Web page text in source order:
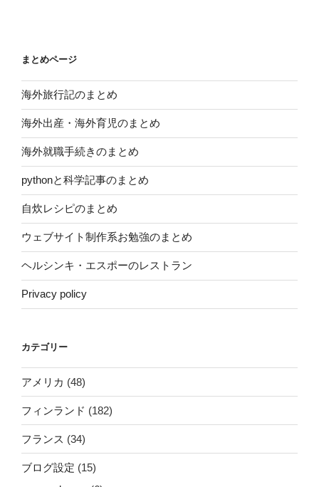
まとめページ
海外旅行記のまとめ
海外出産・海外育児のまとめ
海外就職手続きのまとめ
pythonと科学記事のまとめ
自炊レシピのまとめ
ウェブサイト制作系お勉強のまとめ
ヘルシンキ・エスポーのレストラン
Privacy policy
カテゴリー
アメリカ (48)
フィンランド (182)
フランス (34)
ブログ設定 (15)